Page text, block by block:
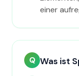
einer
Q Was ist